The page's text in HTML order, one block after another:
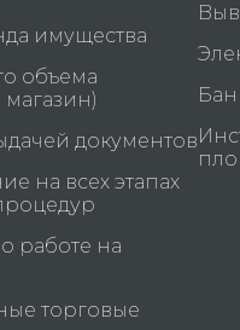
имущества
объема
документов
на всех этапах
работе на
торговые